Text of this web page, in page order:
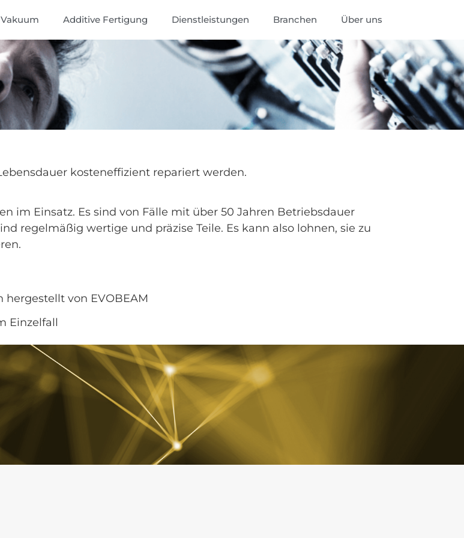
Additive Fertigung Dienstleistungen Branchen Über uns
kosteneffizient repariert werden.
im Einsatz. Es sind von Fälle mit über 50 Jahren Betriebsdauer
regelmäßig wertige und präzise Teile. Es kann also lohnen, sie zu
von EVOBEAM
Einzelfall